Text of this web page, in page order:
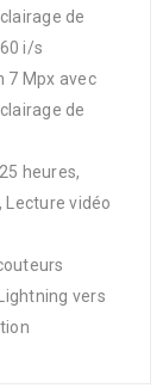
de
i/s
7 Mpx avec
de
heures,
Lecture vidéo
vers